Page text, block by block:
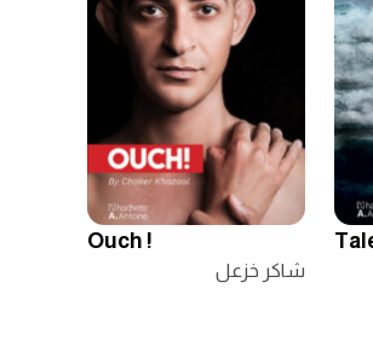
Ouch !
شاكر خزعل